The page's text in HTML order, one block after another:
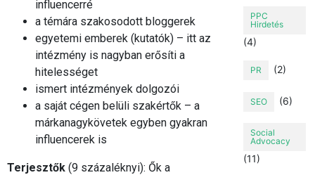
influencerré
a témára szakosodott bloggerek
egyetemi emberek (kutatók) – itt az
intézmény is nagyban erősíti a
hitelességet
ismert intézmények dolgozói
a saját cégen belüli szakértők – a
márkanagykövetek egyben gyakran
influencerek is
Terjesztők (9 százaléknyi): Ők a
PPC
Hirdetés
(4)
PR (2)
SEO (6)
Social
Advocacy
(11)